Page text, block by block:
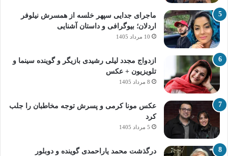
ماجرای جدایی سپهر خلسه از همسرش نیلوفر
اردلان؛ بیوگرافی و داستان آشنایی
10 مرداد 1405
ازدواج مجدد لیلی رشیدی بازیگر و گوینده سینما و
تلویزیون + عکس
8 مرداد 1405
عکس مونا کرمی و پسرش توجه مخاطبان را جلب
کرد
5 مرداد 1405
درگذشت محمد یاراحمدی گوینده و دوبلور